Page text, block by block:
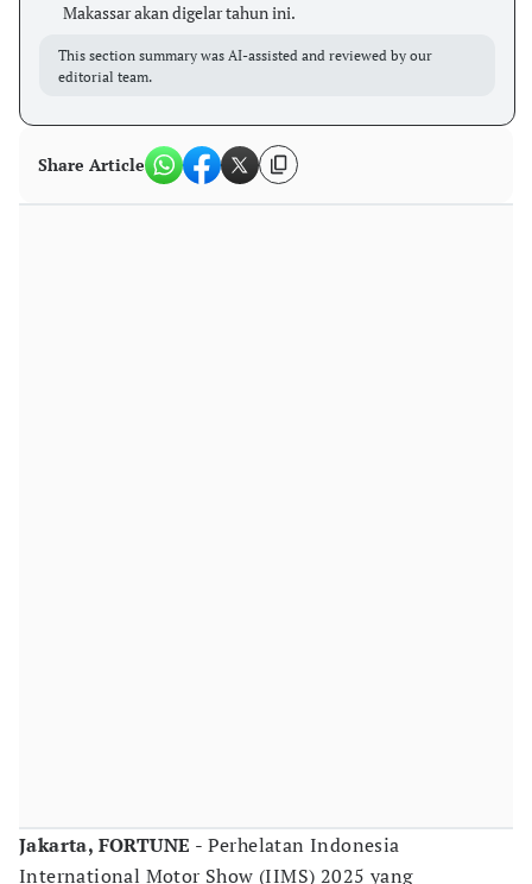
Makassar akan digelar tahun ini.
This section summary was AI-assisted and reviewed by our
editorial team.
Share Article
Jakarta, FORTUNE - Perhelatan Indonesia
International Motor Show (IIMS) 2025 yang